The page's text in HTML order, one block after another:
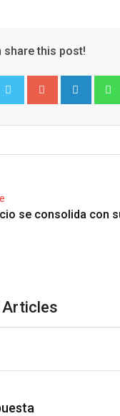
share this post!
Google+
se consolida con
Articles